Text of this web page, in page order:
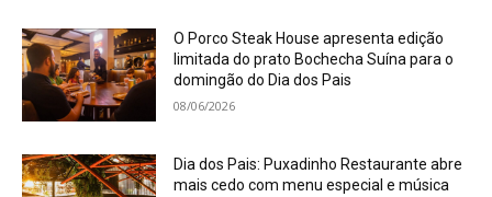
O Porco Steak House apresenta edição
limitada do prato Bochecha Suína para o
domingão do Dia dos Pais
08/06/2026
Dia dos Pais: Puxadinho Restaurante abre
mais cedo com menu especial e música